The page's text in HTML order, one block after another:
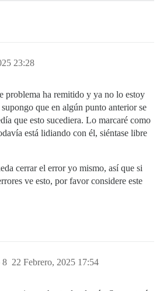
23:28
problema ha remitido y ya no lo estoy
que en algún punto anterior se
que esto sucediera. Lo marcaré como
está lidiando con él, siéntase libre
cerrar el error yo mismo, así que si
ve esto, por favor considere este
22 Febrero, 2025 17:54
8